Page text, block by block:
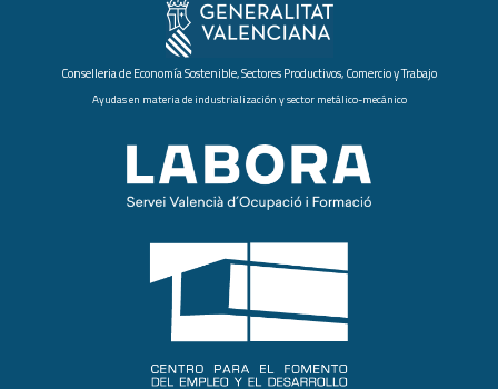
Conselleria de Economía Sostenible, Sectores Productivos, Comercio y Trabajo
Ayudas en materia de industrialización y sector metálico-mecánico